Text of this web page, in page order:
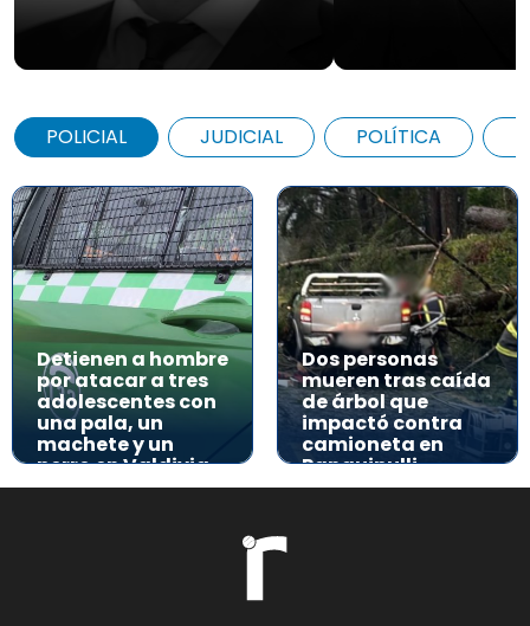
POLICIAL JUDICIAL POLÍTICA
Detienen a hombre
por atacar a tres
adolescentes con
una pala, un
machete y un
perro en Valdivia
Dos personas
mueren tras caída
de árbol que
impactó contra
camioneta en
Panguipulli